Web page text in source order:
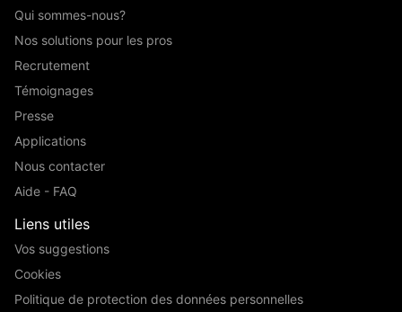
Qui sommes-nous?
Nos solutions pour les pros
Recrutement
Témoignages
Presse
Applications
Nous contacter
Aide - FAQ
Liens utiles
Vos suggestions
Cookies
Politique de protection des données personnelles